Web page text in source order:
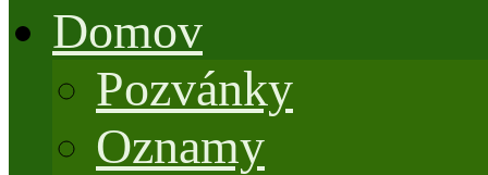
Domov
Pozvánky
Oznamy